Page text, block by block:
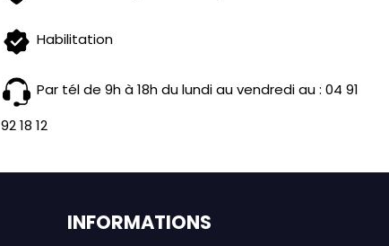
Habilitation
Par tél de 9h à 18h du lundi au vendredi au : 04 91
92 18 12
INFORMATIONS